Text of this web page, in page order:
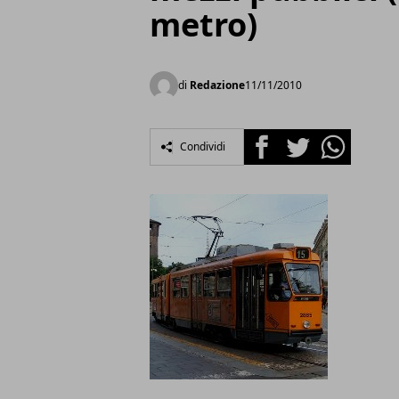
metro)
di Redazione11/11/2010
Condividi FacebookTwitterWhatsapp